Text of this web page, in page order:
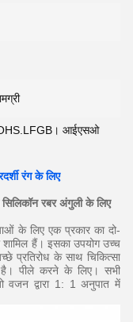
आईएसओ
रंग के लिए
रबर अंगुली के लिए
के लिए एक प्रकार का दो-
हैं। इसका उपयोग उच्च
प्रतिरोध के साथ चिकित्सा
है। पीले करने के लिए।
सभी
वजन द्वारा 1: 1 अनुपात में